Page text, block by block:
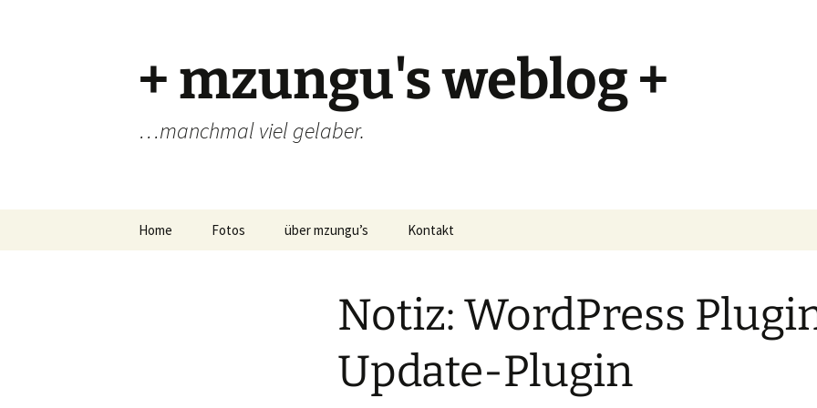
+ mzungu's weblog +
…manchmal viel gelaber.
Home Fotos über mzungu’s Kontakt
Notiz: WordPress
Update-Plugin